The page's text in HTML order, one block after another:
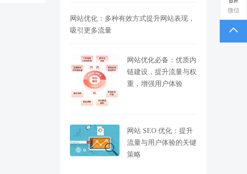
网站优化：多种有效方式提升网站表现，
吸引更多流量
网站优化必备：优质内
链建设，提升流量与权
重，增强用户体验
网站 SEO 优化：提升
流量与用户体验的关键
策略
微信